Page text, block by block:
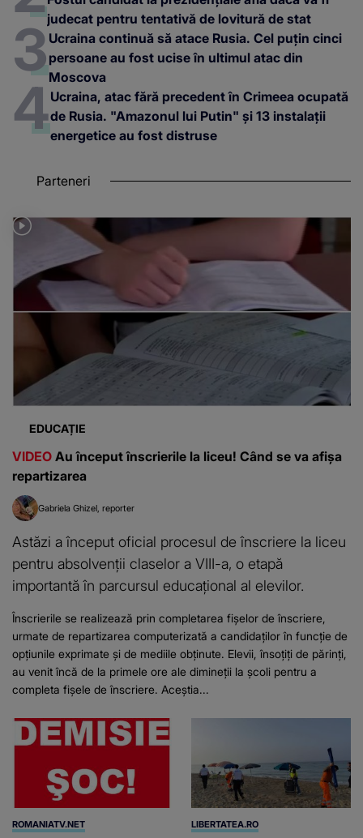
judecat pentru tentativă de lovitură de stat
Ucraina continuă să atace Rusia. Cel puțin cinci
persoane au fost ucise în ultimul atac din
Moscova
Ucraina, atac fără precedent în Crimeea ocupată
de Rusia. "Amazonul lui Putin" și 13 instalații
energetice au fost distruse
Parteneri
EDUCAȚIE
VIDEO Au început înscrierile la liceu! Când se va afișa
repartizarea
Gabriela Ghizel reporter
Astăzi a început oficial procesul de înscriere la liceu
pentru absolvenții claselor a VIII-a, o etapă
importantă în parcursul educațional al elevilor.
Înscrierile se realizează prin completarea fișelor de înscriere,
urmate de repartizarea computerizată a candidaților în funcție de
opțiunile exprimate și de mediile obținute. Elevii, însoțiți de părinți,
au venit încă de la primele ore ale dimineții la școli pentru a
completa fișele de înscriere. Aceștia...
ROMANIATV.NET LIBERTATEA.RO